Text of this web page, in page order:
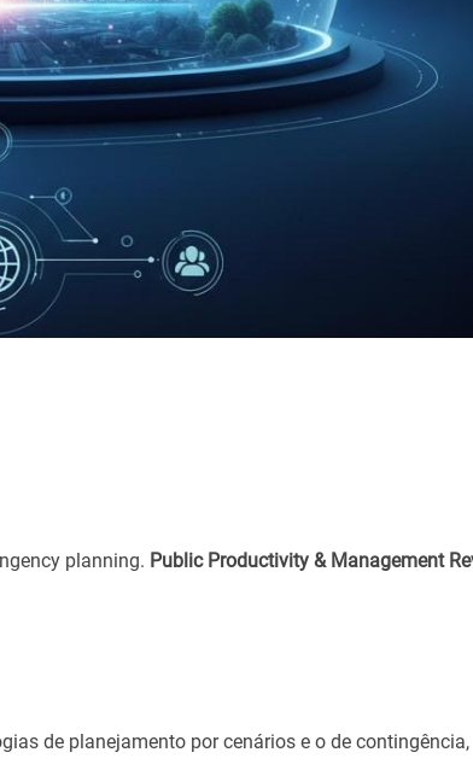
planning. Public Productivity & Management
de planejamento por cenários e o de contingência,